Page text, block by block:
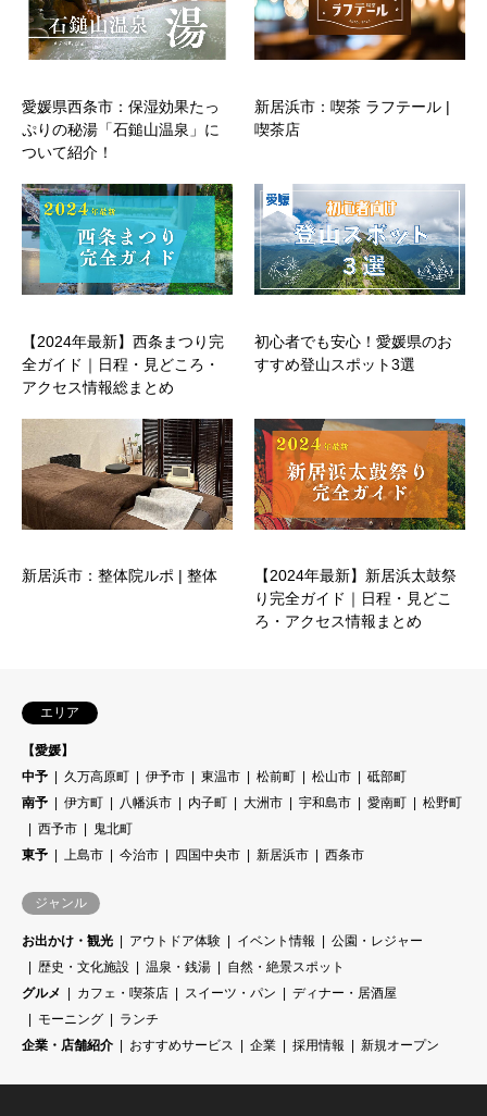
愛媛県西条市：保湿効果たっ
ぷりの秘湯「石鎚山温泉」に
ついて紹介！
新居浜市：喫茶 ラフテール |
喫茶店
【2024年最新】西条まつり完
全ガイド｜日程・見どころ・
アクセス情報総まとめ
初心者でも安心！愛媛県のお
すすめ登山スポット3選
新居浜市：整体院ルポ | 整体
【2024年最新】新居浜太鼓祭
り完全ガイド｜日程・見どこ
ろ・アクセス情報まとめ
エリア
【愛媛】
中予
久万高原町 伊予市 東温市 松前町 松山市
砥部町
南予
伊方町 八幡浜市 内子町 大洲市 宇和島市 愛南町
松野町
西予市
鬼北町
東予
上島市 今治市 四国中央市 新居浜市 西条市
ジャンル
お出かけ・観光 アウトドア体験 イベント情報
公園・レジャー
歴史・文化施設
温泉・銭湯
自然・絶景スポット
グルメ
カフェ・喫茶店 スイーツ・パン
ディナー・居酒屋
モーニング
ランチ
企業・店舗紹介
おすすめサービス 企業 採用情報 新規オープン